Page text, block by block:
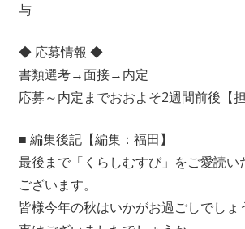
与
◆ 応募情報 ◆
書類選考→面接→内定
応募～内定までおおよそ2週間前後【担
■ 編集後記【編集：福田】
最後まで「くらしむすび」をご愛読い
ございます。
皆様今年の秋はいかがお過ごしでしょ